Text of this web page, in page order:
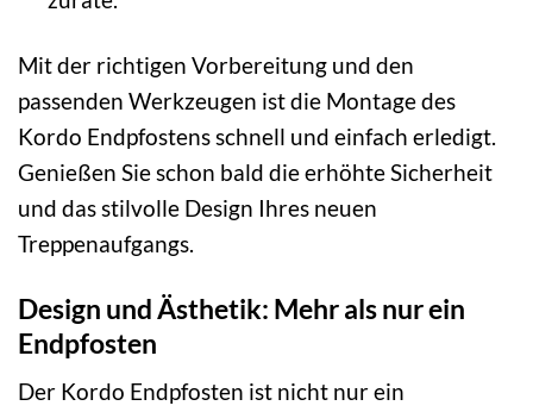
Mit der richtigen Vorbereitung und den
passenden Werkzeugen ist die Montage des
Kordo Endpfostens schnell und einfach erledigt.
Genießen Sie schon bald die erhöhte Sicherheit
und das stilvolle Design Ihres neuen
Treppenaufgangs.
Design und Ästhetik: Mehr als nur ein
Endpfosten
Der Kordo Endpfosten ist nicht nur ein